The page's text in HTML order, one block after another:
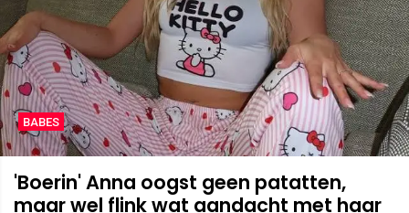
BABES
'Boerin' Anna oogst geen patatten,
maar wel flink wat aandacht met haar